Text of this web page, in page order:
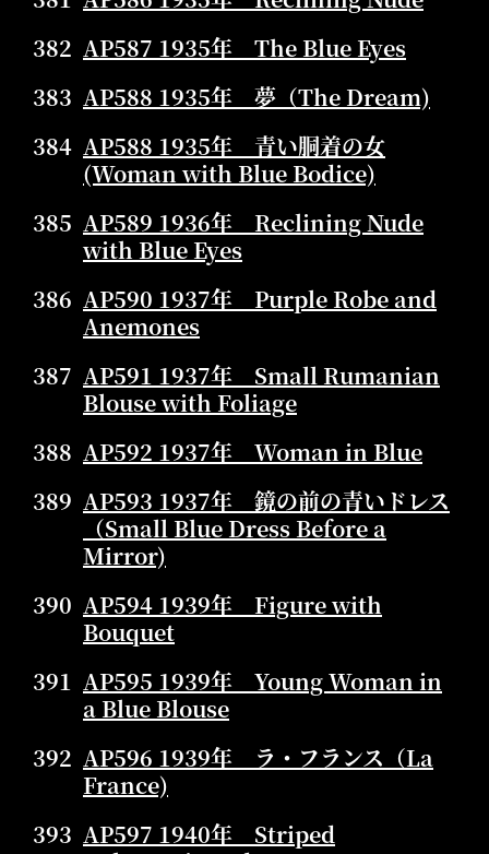
382 AP587 1935年 The Blue Eyes
383 AP588 1935年 夢（The Dream)
384 AP588 1935年 青い胴着の女
(Woman with Blue Bodice)
385 AP589 1936年 Reclining Nude
with Blue Eyes
386 AP590 1937年 Purple Robe and
Anemones
387 AP591 1937年 Small Rumanian
Blouse with Foliage
388 AP592 1937年 Woman in Blue
389 AP593 1937年 鏡の前の青いドレス
（Small Blue Dress Before a
Mirror)
390 AP594 1939年 Figure with
Bouquet
391 AP595 1939年 Young Woman in
a Blue Blouse
392 AP596 1939年 ラ・フランス（La
France)
393 AP597 1940年 Striped